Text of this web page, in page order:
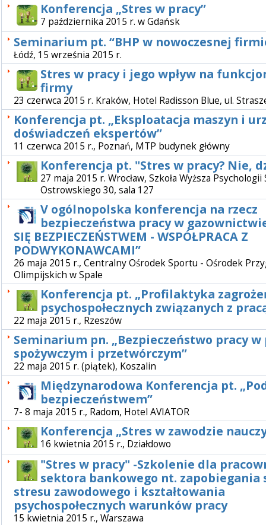
Konferencja „Stres w pracy”
7 października 2015 r. w Gdańsk
Seminarium pt. “BHP w nowoczesnej
Łódź, 15 września 2015 r.
Stres w pracy i jego wpływ na
firmy
23 czerwca 2015 r. Kraków, Hotel Radisson Blue, ul.
Konferencja pt. „Eksploatacja maszyn i
doświadczeń ekspertów”
11 czerwca 2015 r., Poznań, MTP budynek główny
Konferencja pt. "Stres w pracy? Nie,
27 maja 2015 r. Wrocław, Szkoła Wyższa Psychologii
Ostrowskiego 30, sala 127
V ogólnopolska konferencja na rzecz
bezpieczeństwa pracy w
SIĘ BEZPIECZEŃSTWEM - WSPÓŁPRACA Z
PODWYKONAWCAMI”
26 maja 2015 r., Centralny Ośrodek Sportu - Ośrodek
Olimpijskich w Spale
Konferencja pt. „Profilaktyka
psychospołecznych związanych z
22 maja 2015 r., Rzeszów
Seminarium pn. „Bezpieczeństwo pracy
spożywczym i przetwórczym”
22 maja 2015 r. (piątek), Koszalin
Międzynarodowa Konferencja pt.
bezpieczeństwem”
7- 8 maja 2015 r., Radom, Hotel AVIATOR
Konferencja „Stres w zawodzie
16 kwietnia 2015 r., Działdowo
"Stres w pracy" -Szkolenie dla
sektora bankowego nt.
stresu zawodowego i kształtowania
psychospołecznych warunków pracy
15 kwietnia 2015 r., Warszawa